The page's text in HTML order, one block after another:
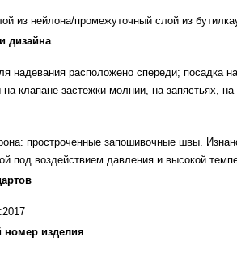
из нейлона/промежуточный слой из
дизайна
надевания расположено спереди; посадка
клапане застежки-молнии, на запястьях,
простроченные запошивочные швы.
под воздействием давления и высокой
номер изделия